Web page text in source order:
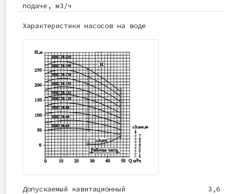
подаче, м3/ч
Характеристики насосов на воде
Допускаемый кавитационный
3,6